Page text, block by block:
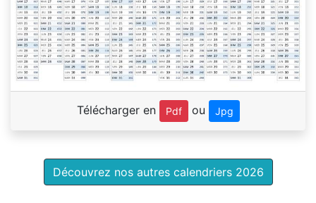
Télécharger en Pdf ou Jpg
Découvrez nos autres calendriers 2026